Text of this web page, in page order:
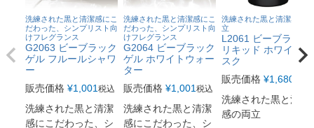
洗練された黒と清潔感にこ
だわった、シンプリスト向
けフレグランス
G2063 ビーブラック
ゲル フルールシャワ
ー
販売価格 ¥1,001税込
洗練された黒と清潔
感にこだわった、シ
洗練された黒と清潔感にこ
だわった、シンプリスト向
けフレグランス
G2064 ビーブラック
ゲル ホワイトウォー
ター
販売価格 ¥1,001税込
洗練された黒と清潔
感にこだわった、シ
洗練された黒と清潔感の両
立
L2061 ビーブラック
リキッド ホワイトム
スク
販売価格 ¥1,680
洗練された黒と清潔
感の両立